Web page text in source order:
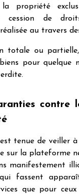
propriété
cession de
au travers
totale ou
pour quelque
contre
tenue de veiller à
sur la plateforme
manifestement
fassent
que pour